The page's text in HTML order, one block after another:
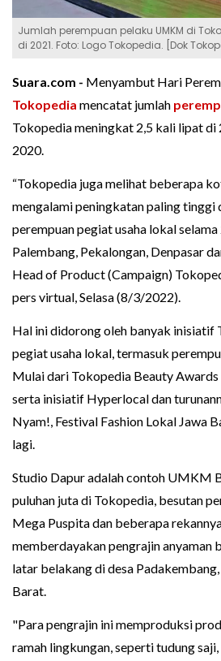
Jumlah perempuan pelaku UMKM di
di 2021. Foto: Logo Tokopedia. [Dok
Suara.com - Menyambut Hari
Tokopedia mencatat jumlah
Tokopedia meningkat 2,5 kali lipat
2020.
“Tokopedia juga melihat beberapa
mengalami peningkatan paling tinggi
perempuan pegiat usaha lokal
Palembang, Pekalongan, Denpasar
Head of Product (Campaign)
pers virtual, Selasa (8/3/2022).
Hal ini didorong oleh banyak inisiatif
pegiat usaha lokal, termasuk
Mulai dari Tokopedia Beauty
serta inisiatif Hyperlocal dan
Nyam!, Festival Fashion Lokal Jawa
lagi.
Studio Dapur adalah contoh UMKM
puluhan juta di Tokopedia, besutan
Mega Puspita dan beberapa
memberdayakan pengrajin anyaman
latar belakang di desa
Barat.
"Para pengrajin ini memproduksi
ramah lingkungan, seperti tudung